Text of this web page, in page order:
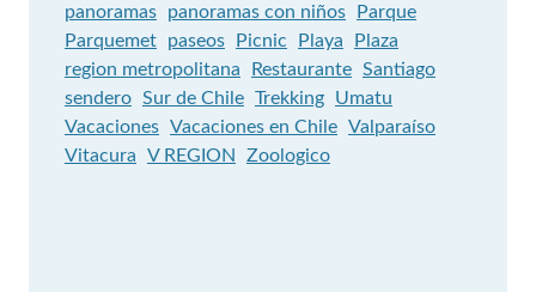
panoramas
panoramas con niños
Parque
Parquemet
paseos Picnic Playa
Plaza
region metropolitana
Restaurante Santiago
sendero Sur de Chile Trekking
Umatu
Vacaciones Vacaciones en Chile Valparaíso
Vitacura
V REGION Zoologico